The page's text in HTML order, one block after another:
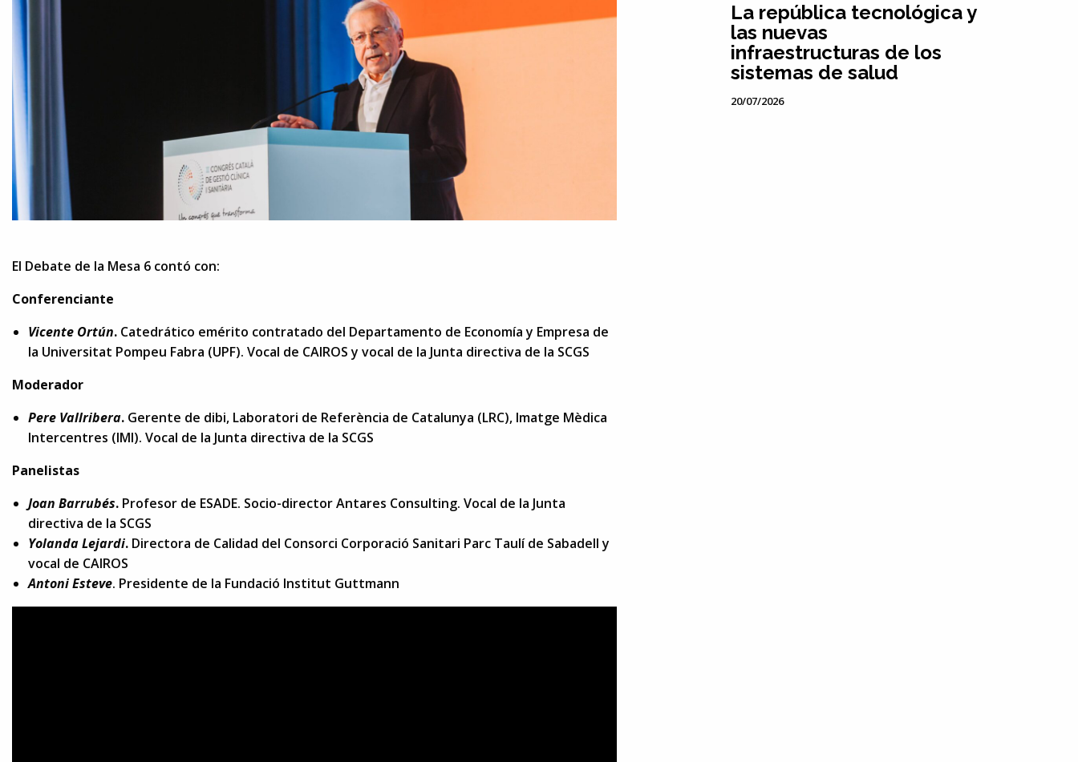
El Debate de la Mesa 6 contó con:
Conferenciante
Vicente Ortún. Catedrático emérito contratado del Departamento de Economía y Empresa de
la Universitat Pompeu Fabra (UPF). Vocal de CAIROS y vocal de la Junta directiva de la SCGS
Moderador
Pere Vallribera. Gerente de dibi, Laboratori de Referència de Catalunya (LRC), Imatge Mèdica
Intercentres (IMI). Vocal de la Junta directiva de la SCGS
Panelistas
Joan Barrubés. Profesor de ESADE. Socio-director Antares Consulting. Vocal de la Junta
directiva de la SCGS
Yolanda Lejardi. Directora de Calidad del Consorci Corporació Sanitari Parc Taulí de Sabadell y
vocal de CAIROS
Antoni Esteve. Presidente de la Fundació Institut Guttmann
La república tecnológica y
las nuevas
infraestructuras de los
sistemas de salud
20/07/2026